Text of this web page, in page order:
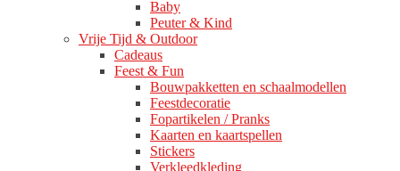
Baby
Peuter & Kind
Vrije Tijd & Outdoor
Cadeaus
Feest & Fun
Bouwpakketten en schaalmodellen
Feestdecoratie
Fopartikelen / Pranks
Kaarten en kaartspellen
Stickers
Verkleedkleding